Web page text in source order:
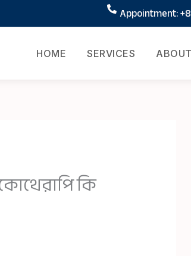
Appointment:
HOME SERVICES ABOUT
কি